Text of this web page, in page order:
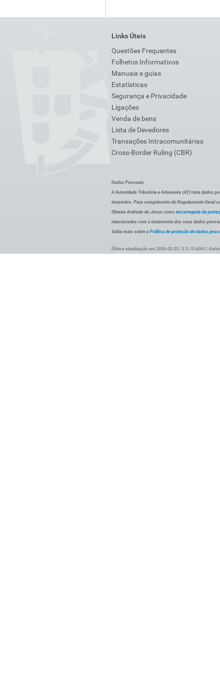
Links Úteis
Questões Frequentes
Folhetos Informativos
Manuais e guias
Estatísticas
Segurança e Privacidade
Ligações
Venda de bens
Lista de Devedores
Transações Intracomunitárias
Cross-Border Ruling (CBR)
Dados Pessoais
A Autoridade Tributária e Aduaneira (AT) trata dados
dezembro. Para cumprimento do Regulamento Geral
Oliveira Andrade de Jesus como encarregada da
relacionadas com o tratamento dos seus dados
Saiba mais sobre a Política de proteção de dados
Última atualização em 2026-02-25 | 3.3.15-6041 |